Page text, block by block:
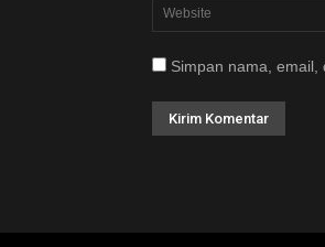
Simpan nama, email,